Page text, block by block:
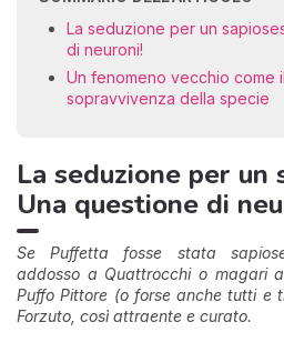
La seduzione per un
di neuroni!
Un fenomeno vecchio come
sopravvivenza della specie
La seduzione per un
Una questione di
Se Puffetta fosse stata
addosso a Quattrocchi o magari
Puffo Pittore (o forse anche tutti e
Forzuto, così attraente e curato.